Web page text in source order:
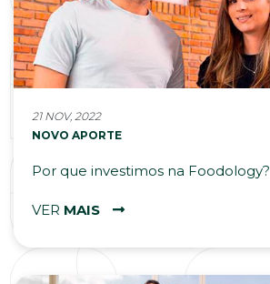
21 NOV, 2022
NOVO APORTE
Por que investimos na Foodology?
VER MAIS